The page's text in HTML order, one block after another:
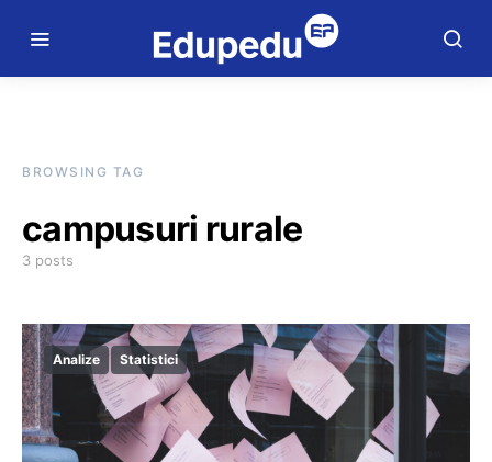
BROWSING TAG
campusuri rurale
3 posts
Analize Statistici